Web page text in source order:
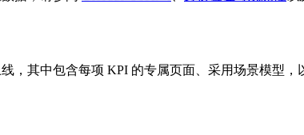
线，其中包含每项 KPI 的专属页面、采用场景模型